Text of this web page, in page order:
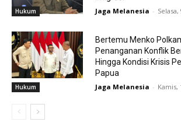
Hukum Jaga Melanesia - Selasa,
Hukum
Bertemu Menko
Penanganan Konflik
Hingga Kondisi Krisis
Papua
Jaga Melanesia - Kamis,